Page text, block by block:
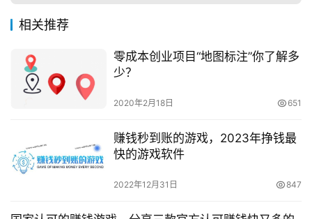
相关推荐
零成本创业项目“地图标注”你了解多
少？
2020年2月18日 651
赚钱秒到账的游戏，2023年挣钱最
快的游戏软件
2022年12月31日 847